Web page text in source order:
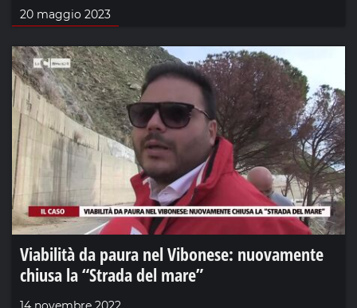
20 maggio 2023
Viabilità da paura nel Vibonese: nuovamente
chiusa la “Strada del mare”